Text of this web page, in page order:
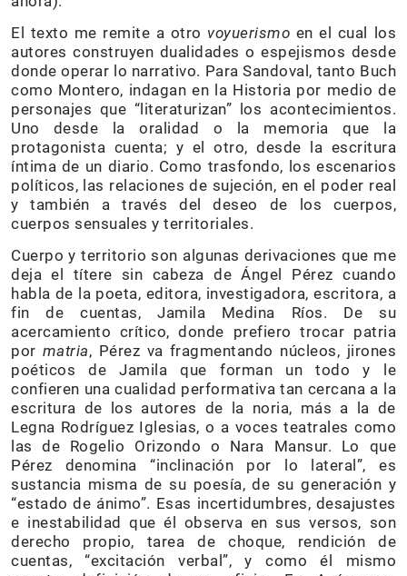
El texto me remite a otro voyuerismo en el cual los
autores construyen dualidades o espejismos desde
donde operar lo narrativo. Para Sandoval, tanto Buch
como Montero, indagan en la Historia por medio de
personajes que “literaturizan” los acontecimientos.
Uno desde la oralidad o la memoria que la
protagonista cuenta; y el otro, desde la escritura
íntima de un diario. Como trasfondo, los escenarios
políticos, las relaciones de sujeción, en el poder real
y también a través del deseo de los cuerpos,
cuerpos sensuales y territoriales.
Cuerpo y territorio son algunas derivaciones que me
deja el títere sin cabeza de Ángel Pérez cuando
habla de la poeta, editora, investigadora, escritora, a
fin de cuentas, Jamila Medina Ríos. De su
acercamiento crítico, donde prefiero trocar patria
por matria, Pérez va fragmentando núcleos, jirones
poéticos de Jamila que forman un todo y le
confieren una cualidad performativa tan cercana a la
escritura de los autores de la noria, más a la de
Legna Rodríguez Iglesias, o a voces teatrales como
las de Rogelio Orizondo o Nara Mansur. Lo que
Pérez denomina “inclinación por lo lateral”, es
sustancia misma de su poesía, de su generación y
“estado de ánimo”. Esas incertidumbres, desajustes
e inestabilidad que él observa en sus versos, son
derecho propio, tarea de choque, rendición de
cuentas, “excitación verbal”, y como él mismo